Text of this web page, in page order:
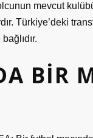
mevcut
Türkiye’deki
BIR